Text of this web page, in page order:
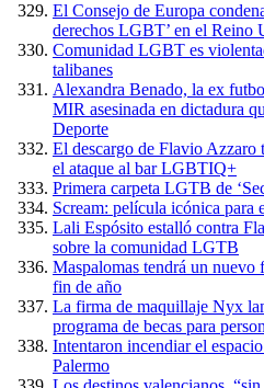
El Consejo de Europa
derechos LGBT’ en el Reino
Comunidad LGBT es
talibanes
Alexandra Benado, la ex
MIR asesinada en dictadura
Deporte
El descargo de Flavio Azzaro
el ataque al bar LGBTIQ+
Primera carpeta LGTB de
Scream: película icónica para
Lali Espósito estalló contra
sobre la comunidad LGTB
Maspalomas tendrá un
fin de año
La firma de maquillaje Nyx
programa de becas para
Intentaron incendiar el
Palermo